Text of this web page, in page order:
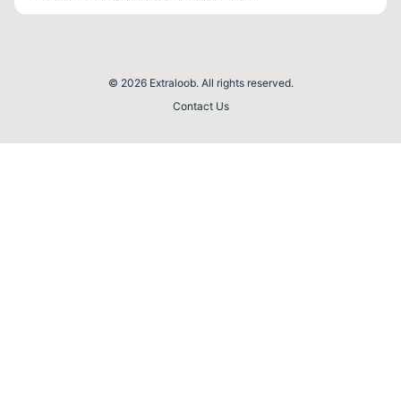
© 2026 Extraloob. All rights reserved.
Contact Us